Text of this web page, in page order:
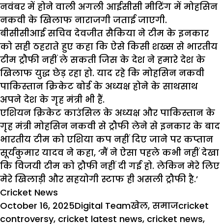
नवंबर में होने वाली अगली आईसीसी मीटिंग में मोहसिन
नकवी के खिलाफ नाराजगी जताई जाएगी.
बीसीसीआई सचिव देवजीत सैकिया ने टीम के इनकार
को सही ठहराते हुए कहा कि ऐसे किसी शख्स से भारतीय
टीम ट्रौफी नहीं ले सकती जिस के देश ने हमारे देश के
खिलाफ युद्ध छेड़ रहा हो. याद रहे कि मोहसिन नकवी
पाकिस्तान क्रिकेट बोर्ड के अध्यक्ष होने के साथसाथ
अपने देश के गृह मंत्री भी हैं.
एशियन क्रिकेट काउंसिल के अध्यक्ष और पाकिस्तान के
गृह मंत्री मोहसिन नकवी से ट्रौफी लेने से इनकार के बाद
भारतीय टीम को एशिया कप नहीं दिए जाने पर कप्तान
सूर्यकुमार यादव ने कहा, ‘मैं ने ऐसा पहले कभी नहीं देखा
कि विजयी टीम को ट्रौफी नहीं दी गई हो. लेकिन मेरे लिए
मेरे खिलाड़ी और सहयोगी स्टाफ ही असली ट्रौफी है.’
Cricket News
Posted
on
October 16, 2025Author
Digital TeamCategories
खेल, समाजTags
cricket
controversy, cricket latest news, cricket news,